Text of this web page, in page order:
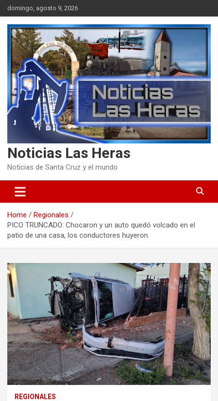
Skip
to
content
domingo, agosto 9, 2026
Noticias Las Heras
Noticias de Santa Cruz y el mundo
Home
Regionales
PICO TRUNCADO: Chocaron y un auto quedó volcado en el
patio de una casa, los conductores huyeron.
REGIONALES